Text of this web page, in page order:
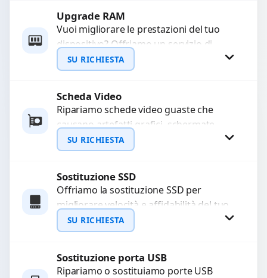
Richiedi Preventivo
WhatsApp
Upgrade RAM
Vuoi migliorare le prestazioni del tuo
dispositivo? Offriamo un servizio di
upgrade RAM per velocizzare
l’esecuzione di programmi e il...
SU RICHIESTA
Richiedi Preventivo
WhatsApp
Scheda Video
Ripariamo schede video guaste che
causano artefatti grafici, schermate
nere o rallentamenti. Diagnosi
approfondita e utilizzo di componenti di
SU RICHIESTA
Richiedi Preventivo
WhatsApp
Sostituzione SSD
Offriamo la sostituzione SSD per
migliorare velocità e affidabilità del tuo
dispositivo. In caso di
malfunzionamento, recuperiamo i dati
SU RICHIESTA
Richiedi Preventivo
Sostituzione porta USB
Ripariamo o sostituiamo porte USB